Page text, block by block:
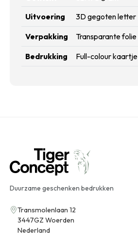
Uitvoering 3D gegoten letter
Verpakking Transparante folie
Bedrukking Full-colour kaartje
Duurzame geschenken bedrukken
Transmolenlaan 12
3447GZ Woerden
Nederland